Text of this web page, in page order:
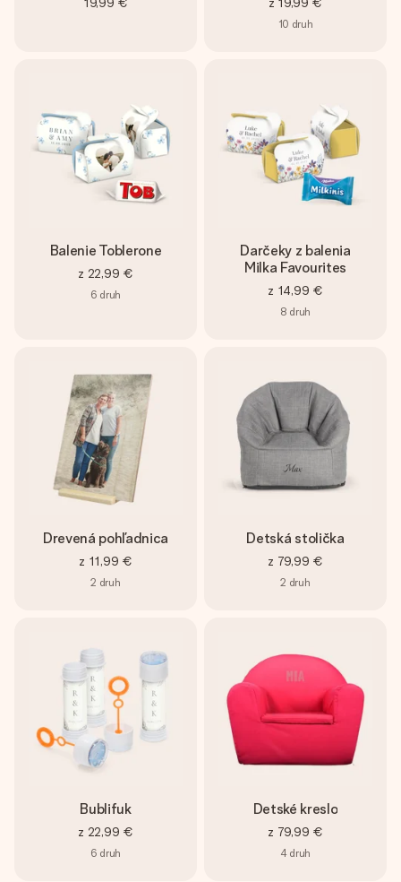
10 druh
Balenie Toblerone
z 22,99 €
6 druh
Darčeky z balenia
Milka Favourites
z 14,99 €
8 druh
Drevená pohľadnica
z 11,99 €
2 druh
Detská stolička
z 79,99 €
2 druh
Bublifuk
z 22,99 €
6 druh
Detské kreslo
z 79,99 €
4 druh